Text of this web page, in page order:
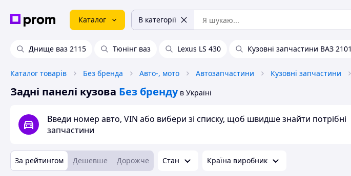
Каталог В категорії
Днище ваз 2115 Тюнінг ваз Lexus LS 430 Кузовні запчастини ВАЗ 2101
Каталог товарів Без бренда Авто-, мото Автозапчастини Кузовні запчастини
Задні панелі кузова Без бренду в Україні
Введи номер авто, VIN або вибери зі списку, щоб швидше знайти потрібні
запчастини
За рейтингом Дешевше Дорожче Стан Країна виробник